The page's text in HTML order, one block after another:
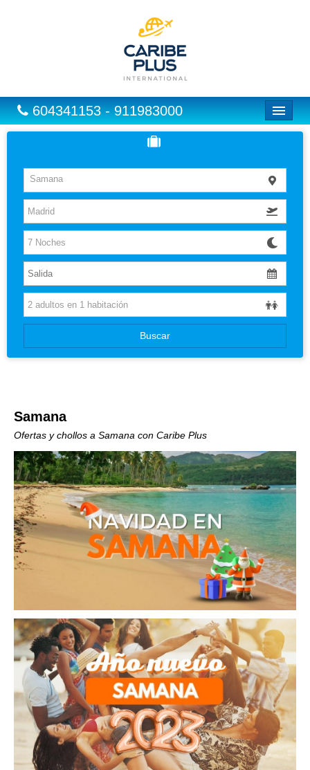
604341153 - 911983000
Vuelos
Hoteles
Excursiones
Vuelo + Hotel
Europa
Paquetes
Baleares
Samana
Buscar
Samana
Ofertas y chollos a Samana con Caribe Plus